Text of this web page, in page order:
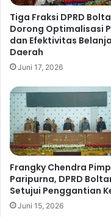
9
S
e
c
a
r
D
a
r
i
n
B
u
m
i
B
l
t
i
m
Tiga Fraksi DPRD
Dorong Optimalisasi
dan Efektivitas Belanja
Daerah
Juni 17, 2026
Frangky Chendra
Paripurna, DPRD
Setujui Penggantian
Juni 15, 2026